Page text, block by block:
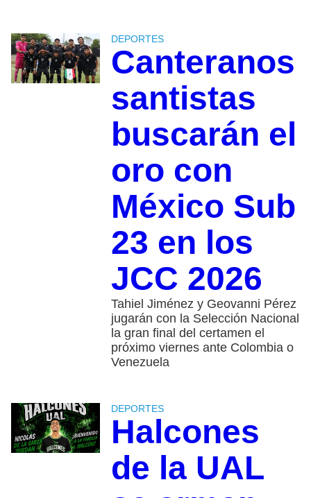
DEPORTES
Canteranos
santistas
buscarán el
oro con
México Sub
23 en los
JCC 2026
Tahiel Jiménez y Geovanni Pérez
jugarán con la Selección Nacional
la gran final del certamen el
próximo viernes ante Colombia o
Venezuela
DEPORTES
Halcones
de la UAL